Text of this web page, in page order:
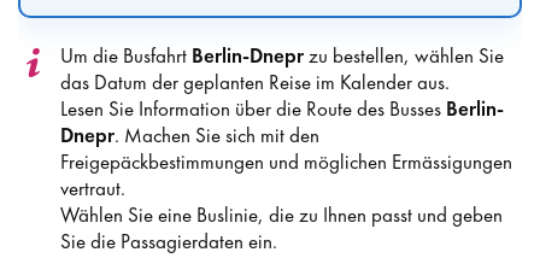
Um die Busfahrt Berlin-Dneprzu bestellen, wählen Sie
das Datum der geplanten Reise im Kalender aus.
Lesen Sie Information über die Route des Busses Berlin-
Dnepr. Machen Sie sich mit den
Freigepäckbestimmungen und möglichen Ermässigungen
vertraut.
Wählen Sie eine Buslinie, die zu Ihnen passt und geben
Sie die Passagierdaten ein.